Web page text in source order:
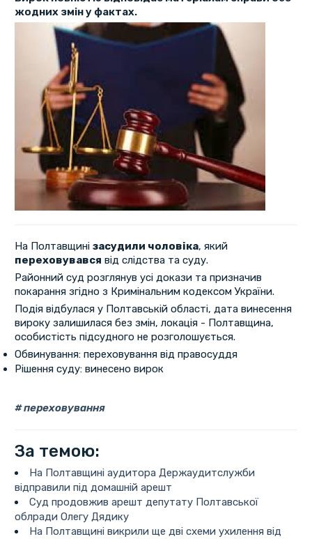
жодних змін у фактах.
На Полтавщині засудили чоловіка, який
переховувався від слідства та суду.
Районний суд розглянув усі докази та призначив
покарання згідно з Кримінальним кодексом України.
Подія відбулася у Полтавській області, дата винесення
вироку залишилася без змін, локація - Полтавщина,
особистість підсудного не розголошується.
Обвинування: переховування від правосуддя
Рішення суду: винесено вирок
переховування
За темою:
На Полтавщині аудитора Держаудитслужби
відправили під домашній арешт
Суд продовжив арешт депутату Полтавської
облради Олегу Дядику
На Полтавщині викрили ще дві схеми ухилення від